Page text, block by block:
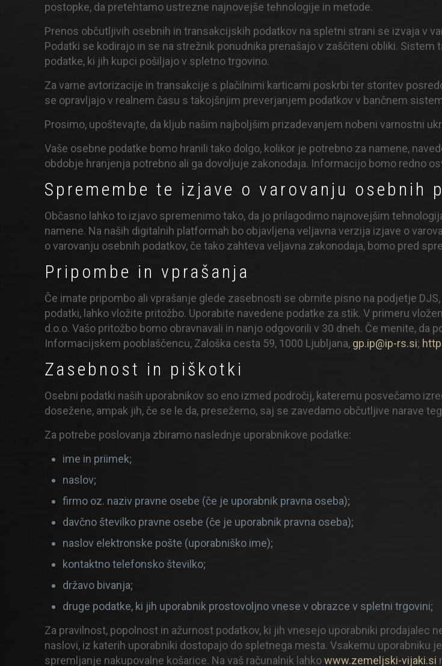
postopke, da pretehtamo ustrezne najnovejše tehnologije in metode.
Prenos občutljivih osebnih in transakcijskih podatkov na spletni strani se izvaja v
Podatki se kodirajo in se na strežnik ponudnika prenašajo v zaščiteni obliki.
podatke, ki jih kupci pošiljajo v spletno trgovino.
Za varne avtorizacije in transakcije s plačilnimi karticami poskrbi ter storitev
se opravljajo v realnem času s takojšnjim preverjanjem podatkov v bančnem
Prosimo, upoštevajte, da kljub našim najboljšim prizadevanjem nobeni varnostni
Vaše osebne podatke bomo hranili tako dolgo, kolikor je potrebno za namene,
obdobje hranjenja potrebno ali ga dovoljuje zakonodaja. Informacijo bomo redno
Spremembe te izjave o varovanju osebnih
Občasno lahko to izjavo spremenimo tako, da jo prilagodimo najnovejšim
namene. Na naših digitalnih platformah bo objavljena veljavna verzija izjave o
o varovanju osebnih podatkov, če tako zahteva veljavna zakonodaja, bomo pred
Pripombe in vprašanja
Če imate pripombo ali vprašanje glede zasebnosti se obrnite pisno na podjetje
podatki, lahko vložite pritožbo. Uporabite navedene podatke za stik. V primeru
d.o.o. Vašo pritožbo bomo obravnavali in nanjo odgovorili v 30 dneh. Če menite,
Informacijskem pooblaščencu, Zaloška cesta 59, 1000 Ljubljana, gp.ip@ip-rs.si;
Zasebnost in piškotki
Osebni podatki naših uporabnikov so eno izmed področij, kateremu posvečamo
dosežene, ampak jih, če se le da, presežemo, saj se zavedamo občutljive narave
Za potrebe poslovanja zbiramo naslednje uporabnikove podatke:
ime in priimek;
naslov;
firmo oz. naziv pravne osebe (če je uporabnik pravna oseba);
davčno številko pravne osebe (če je uporabnik pravna oseba);
naslov elektronske pošte (uporabniško ime);
kontaktno telefonsko številko;
državo bivanja;
druge podatke, ki jih uporabnik prostovoljno vnese v obrazce v spletni trgovini;
Za pravilnost, popolnost in ažurnost podatkov, ki jih vnesejo uporabniki prodajalec
naslovi, iz katerih uporabniki dostopajo do spletnega mesta. Vsakemu uporabniku
spremljanje nakupovalne košarice. Na vaš računalnik lahkowww.zemeljski-vijaki.si